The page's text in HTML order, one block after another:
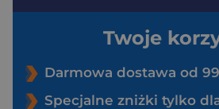
Twoje
Darmowa dostawa od 99
Specjalne zniżki tylko